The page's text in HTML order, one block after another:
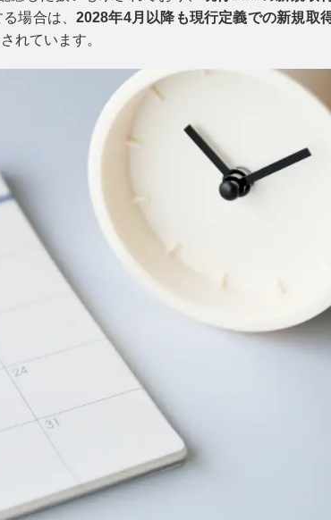
場合は、2028年4月以降も現行定義での新規取
れています。